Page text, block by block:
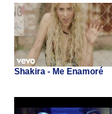
Shakira - Me Enamoré